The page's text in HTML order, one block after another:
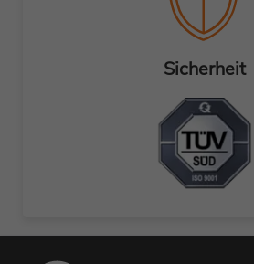
Sicherheit